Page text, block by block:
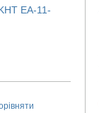
ЕА-11-